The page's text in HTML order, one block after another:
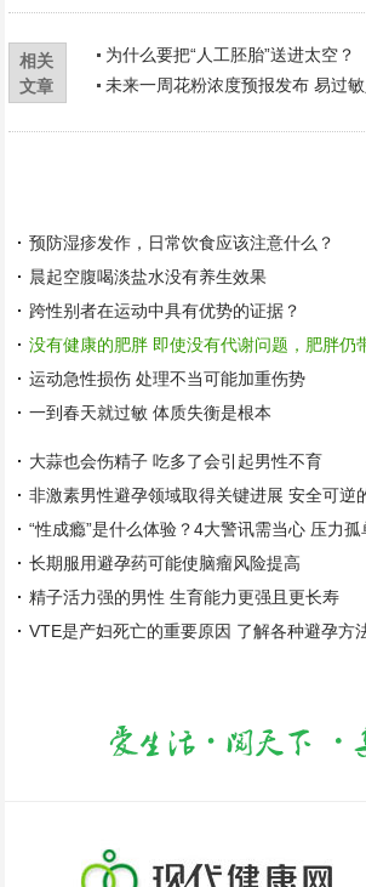
相关
文章
为什么要把“人工胚胎”送进太空？
未来一周花粉浓度预报发布 易过
预防湿疹发作，日常饮食应该注意什么？
晨起空腹喝淡盐水没有养生效果
跨性别者在运动中具有优势的证据？
没有健康的肥胖 即使没有代谢问题，肥胖仍
运动急性损伤 处理不当可能加重伤势
一到春天就过敏 体质失衡是根本
大蒜也会伤精子 吃多了会引起男性不育
非激素男性避孕领域取得关键进展 安全可逆
“性成瘾”是什么体验？4大警讯需当心 压力孤
长期服用避孕药可能使脑瘤风险提高
精子活力强的男性 生育能力更强且更长寿
VTE是产妇死亡的重要原因 了解各种避孕方